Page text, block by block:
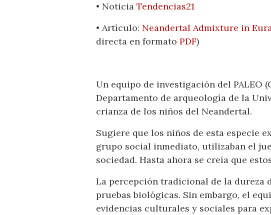
• Noticia Tendencias21
• Artículo: Neandertal Admixture in
directa en formato PDF)
Un equipo de investigación del PALEO
Departamento de arqueología de la
crianza de los niños del Neandertal.
Sugiere que los niños de esta especie
grupo social inmediato, utilizaban el
sociedad. Hasta ahora se creía que
La percepción tradicional de la dureza
pruebas biológicas. Sin embargo, el
evidencias culturales y sociales para